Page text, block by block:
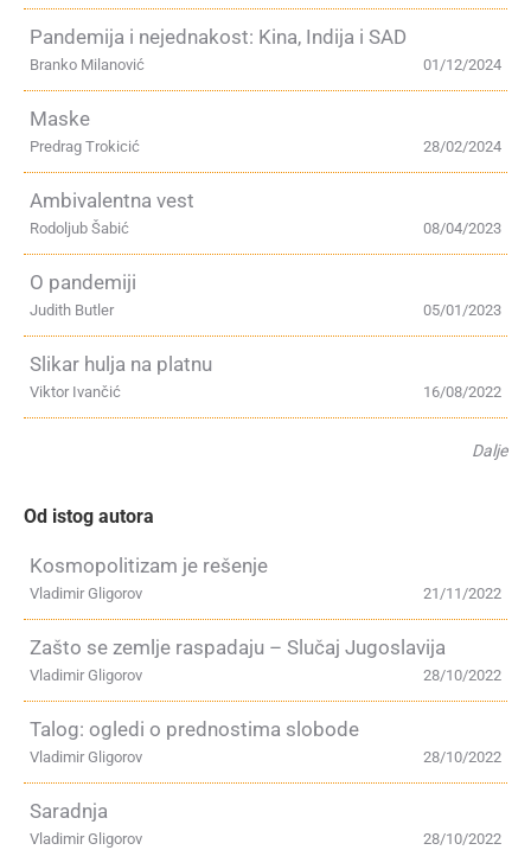
Pandemija i nejednakost: Kina, Indija i SAD
01/12/2024
Branko Milanović
Maske
28/02/2024
Predrag Trokicić
Ambivalentna vest
08/04/2023
Rodoljub Šabić
O pandemiji
05/01/2023
Judith Butler
Slikar hulja na platnu
16/08/2022
Viktor Ivančić
Dalje
Od istog autora
Kosmopolitizam je rešenje
21/11/2022
Vladimir Gligorov
Zašto se zemlje raspadaju – Slučaj Jugoslavija
28/10/2022
Vladimir Gligorov
Talog: ogledi o prednostima slobode
28/10/2022
Vladimir Gligorov
Saradnja
28/10/2022
Vladimir Gligorov